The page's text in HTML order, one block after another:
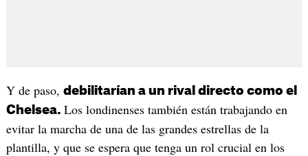
Y de paso, debilitarían a un rival directo como el
Chelsea. Los londinenses también están trabajando en
evitar la marcha de una de las grandes estrellas de la
plantilla, y que se espera que tenga un rol crucial en los